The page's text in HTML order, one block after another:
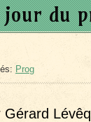
du
Prog
Gérard